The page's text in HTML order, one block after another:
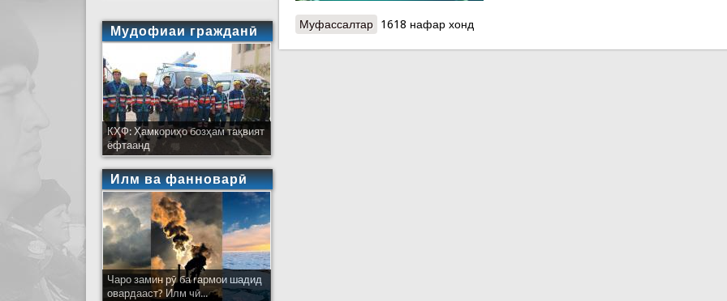
Муфассалтар о Шумори гирифторон ба Covid-19 дар Тоҷикистон ба 16 ҳазор
1618 нафар хонд
Мудофиаи гражданӣ
КҲФ: Ҳамкориҳо бозҳам тақвият
ёфтаанд
Илм ва фанноварӣ
Чаро замин рӯ ба гармои шадид
овардааст? Илм чӣ...